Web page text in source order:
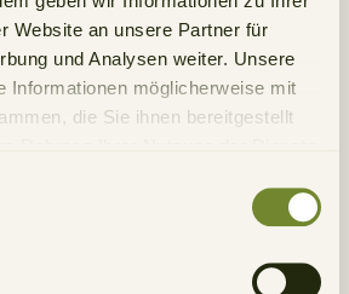
Website an unsere Partner für
und Analysen weiter. Unsere
Informationen möglicherweise mit
die Sie ihnen bereitgestellt